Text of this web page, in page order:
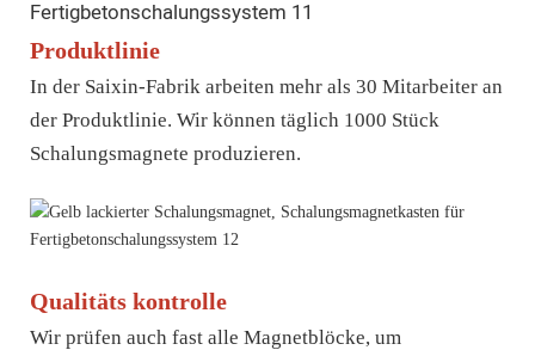
Produktlinie
In der Saixin-Fabrik arbeiten mehr als 30 Mitarbeiter an
der Produktlinie. Wir können täglich 1000 Stück
Schalungsmagnete produzieren.
Qualitäts kontrolle
Wir prüfen auch fast alle Magnetblöcke, um